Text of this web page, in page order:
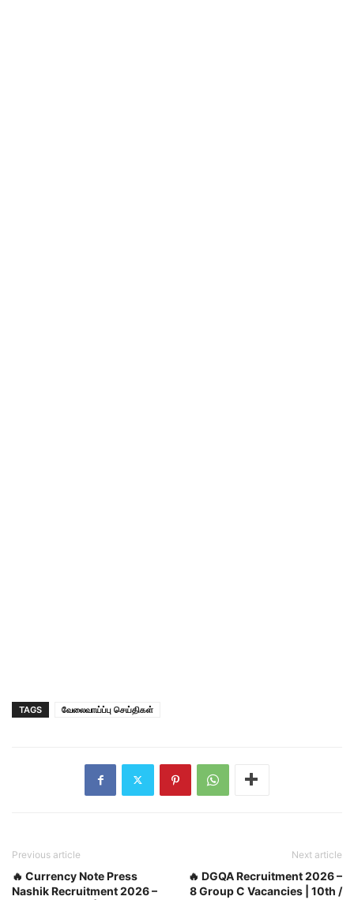
TAGS வேலைவாய்ப்பு செய்திகள்
Previous article
🔥 Currency Note Press
Nashik Recruitment 2026 –
Next article
🔥 DGQA Recruitment 2026 –
8 Group C Vacancies | 10th /